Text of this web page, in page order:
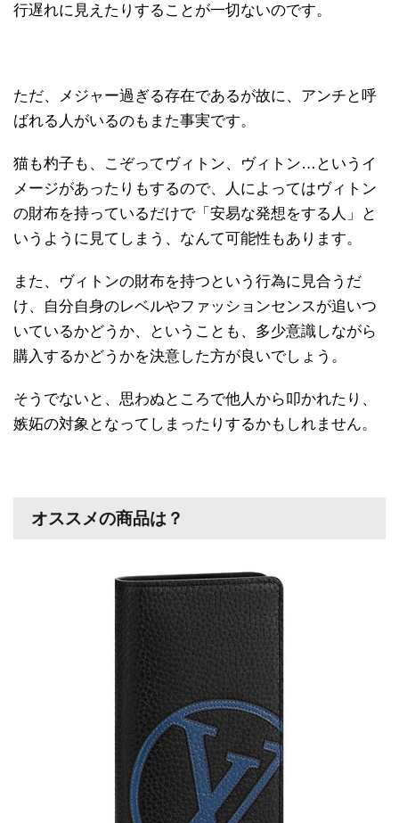
行遅れに見えたりすることが一切ないのです。
ただ、メジャー過ぎる存在であるが故に、アンチと呼
ばれる人がいるのもまた事実です。
猫も杓子も、こぞってヴィトン、ヴィトン…というイ
メージがあったりもするので、人によってはヴィトン
の財布を持っているだけで「安易な発想をする人」と
いうように見てしまう、なんて可能性もあります。
また、ヴィトンの財布を持つという行為に見合うだ
け、自分自身のレベルやファッションセンスが追いつ
いているかどうか、ということも、多少意識しながら
購入するかどうかを決意した方が良いでしょう。
そうでないと、思わぬところで他人から叩かれたり、
嫉妬の対象となってしまったりするかもしれません。
オススメの商品は？